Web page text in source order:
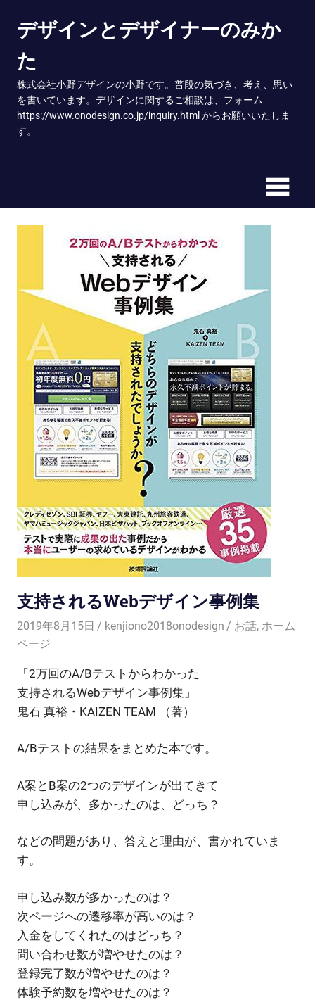
content
デザインとデザイナーのみか
た
株式会社小野デザインの小野です。普段の気づき、考え、思い
を書いています。デザインに関するご相談は、フォーム
https://www.onodesign.co.jp/inquiry.html からお願いいたしま
す。
支持されるWebデザイン事例集
2019年8月15日 kenjiono2018onodesign お話, ホーム
ページ
「2万回のA/Bテストからわかった
支持されるWebデザイン事例集」
鬼石 真裕・KAIZEN TEAM （著）
A/Bテストの結果をまとめた本です。
A案とB案の2つのデザインが出てきて
申し込みが、多かったのは、どっち？
などの問題があり、答えと理由が、書かれていま
す。
申し込み数が多かったのは？
次ページへの遷移率が高いのは？
入金をしてくれたのはどっち？
問い合わせ数が増やせたのは？
登録完了数が増やせたのは？
体験予約数を増やせたのは？